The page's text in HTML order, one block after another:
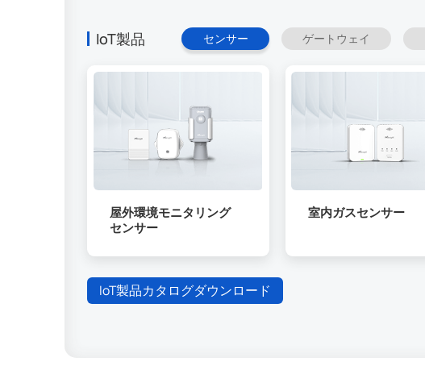
IoT製品 センサー ゲートウェイ
屋外環境モニタリング
センサー
室内ガスセンサー
IoT製品カタログダウンロード